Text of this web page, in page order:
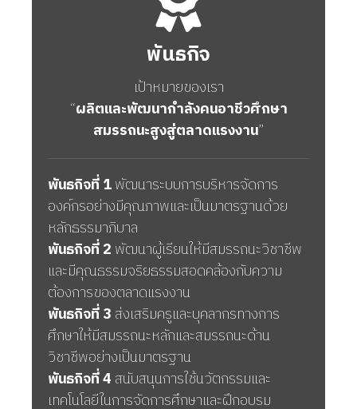
พันธกิจ
เป้าหมายของเรา
“ผลิตและพัฒนากำลังคนอาชีวศึกษา
สมรรถนะสูงสู่ตลาดแรงงาน”
พันธกิจที่ 1พัฒนาระบบการบริหารจัดการ
องค์กรอย่างมีคุณภาพและเป็นมาตรฐานด้วย
หลักธรรมาภิบาล
พันธกิจที่ 2 พัฒนาผู้เรียนให้มีสมรรถนะวิชาชีพ
และมีคุณธรรมจริยธรรมสอดคล้องกับความ
ต้องการของตลาดแรงงาน
พันธกิจที่ 3 ส่งเสริมครูและบุคลากรทางการ
ศึกษาให้มีสมรรถนะหลักและสมรรถนะด้าน
วิชาชีพอย่างเป็นมาตรฐาน
พันธกิจที่ 4 สนับสนุนการใช้นวัตกรรมและ
เทคโนโลยีในการจัดการศึกษาและฝึกอบรม